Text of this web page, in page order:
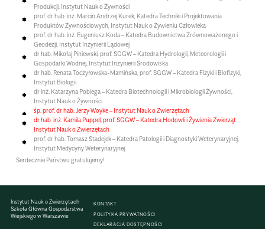
Produkcji, Instytut Nauk o Żywności
prof. dr hab. inż. Marcin Andrzej Kurek, Katedra Techniki i Projektowania
Produktów Żywnościowych, Instytut Nauk o Żywieniu Człowieka
prof. dr hab. inż. Eugeniusz Koda – Katedra Budownictwa Zrównoważonego i
Geodezji, Instytut Inżynierii Lądowej
dr hab. Mikołaj Piniewski, prof. SGGW – Katedra Hydrologii, Meteorologii i
Gospodarki Wodnej, Instytut Inżynierii Środowiska
dr hab. Renata Toczyłowska-Mamińska, prof. SGGW – Katedra Fizyki i Biofizyki,
Instytut Biologii
dr inż. Katarzyna Pobiega – Katedra Biotechnologii i Mikrobiologii Żywności,
Instytut Nauk o Żywności
śp. prof. dr hab. Jerzy Woyke – Instytut Nauk o Zwierzętach
dr hab. inż. Kamila Puppel, prof. SGGW – Katedra Hodowli i Żywienia Zwierząt
Instytut Nauk o Zwierzętach
prof. dr hab. Tomasz Stadejek – Katedra Patologii i Diagnostyki Weterynaryjnej,
Instytut Medycyny Weterynaryjnej
Serdecznie Państwu gratulujemy!
Instytut Nauk o Zwierzętach
Szkoła Główna Gospodarstwa
Wiejskiego w Warszawie
KONTAKT
POLITYKA PRYWATNOŚCI
DEKLARACJA DOSTĘPNOŚCI